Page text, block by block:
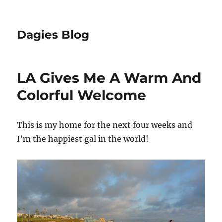
Dagies Blog
LA Gives Me A Warm And
Colorful Welcome
This is my home for the next four weeks and
I’m the happiest gal in the world!